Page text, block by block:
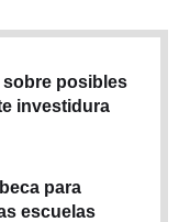
sobre posibles
investidura
para
escuelas